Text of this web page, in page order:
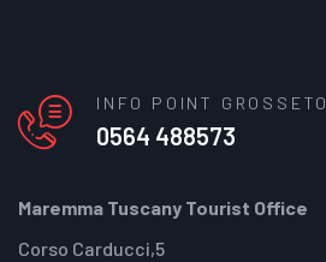
INFO POINT GROSSETO
0564 488573
Maremma Tuscany Tourist Office
Corso Carducci,5